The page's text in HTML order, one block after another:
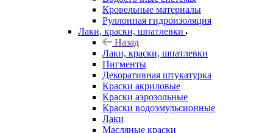
Кровельные материалы
Руллонная гидроизоляция
Лаки, краски, шпатлевки
Назад
Лаки, краски, шпатлевки
Пигменты
Декоративная штукатурка
Краски акриловые
Краски аэрозольные
Краски водоэмульсионные
Лаки
Масляные краски